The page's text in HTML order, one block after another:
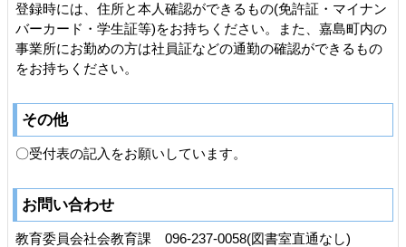
登録時には、住所と本人確認ができるもの(免許証・マイナン
バーカード・学生証等)をお持ちください。また、嘉島町内の
事業所にお勤めの方は社員証などの通勤の確認ができるもの
をお持ちください。
その他
〇受付表の記入をお願いしています。
お問い合わせ
教育委員会社会教育課 096-237-0058(図書室直通なし)